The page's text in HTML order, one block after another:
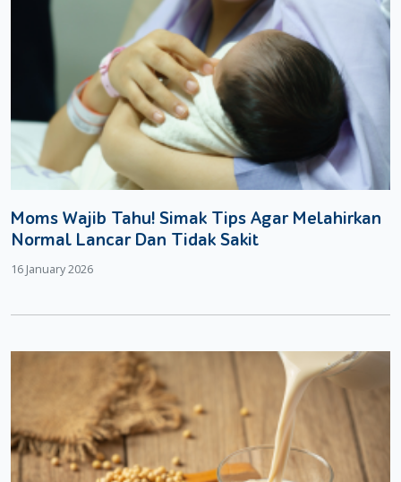
Moms Wajib Tahu! Simak Tips Agar Melahirkan
Normal Lancar Dan Tidak Sakit
16 January 2026